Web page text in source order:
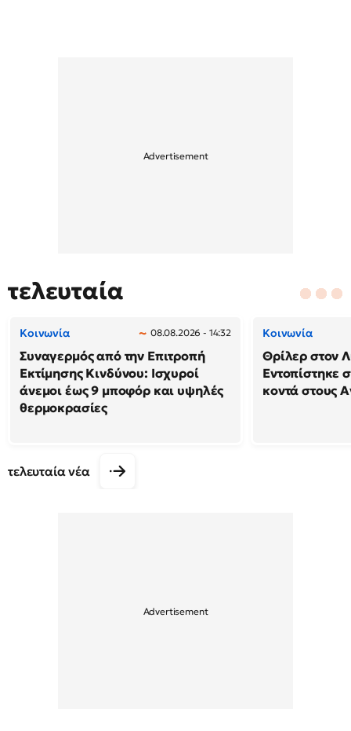
τελευταία
Κοινωνία 08.08.2026 - 14:32
Συναγερμός από την Επιτροπή
Εκτίμησης Κινδύνου: Ισχυροί
άνεμοι έως 9 μποφόρ και υψηλές
θερμοκρασίες
Κοινωνία
Θρίλερ στον
Εντοπίστηκε
κοντά στους
τελευταία νέα